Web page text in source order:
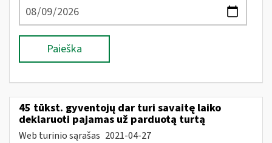
Paieška
45 tūkst. gyventojų dar turi savaitę laiko
deklaruoti pajamas už parduotą turtą
Web turinio sąrašas 2021-04-27